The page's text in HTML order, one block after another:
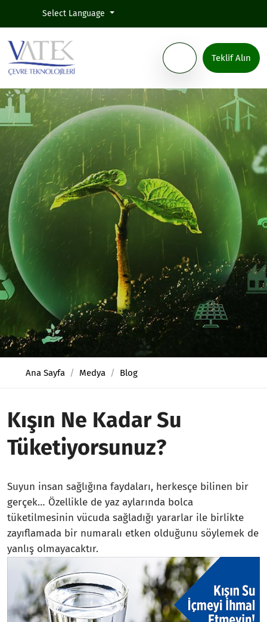
Select Language
Teklif Alın
Ana Sayfa Medya Blog
Kışın Ne Kadar Su
Tüketiyorsunuz?
Suyun insan sağlığına faydaları, herkesçe bilinen bir
gerçek… Özellikle de yaz aylarında bolca
tüketilmesinin vücuda sağladığı yararlar ile birlikte
zayıflamada bir numaralı etken olduğunu söylemek de
yanlış olmayacaktır.